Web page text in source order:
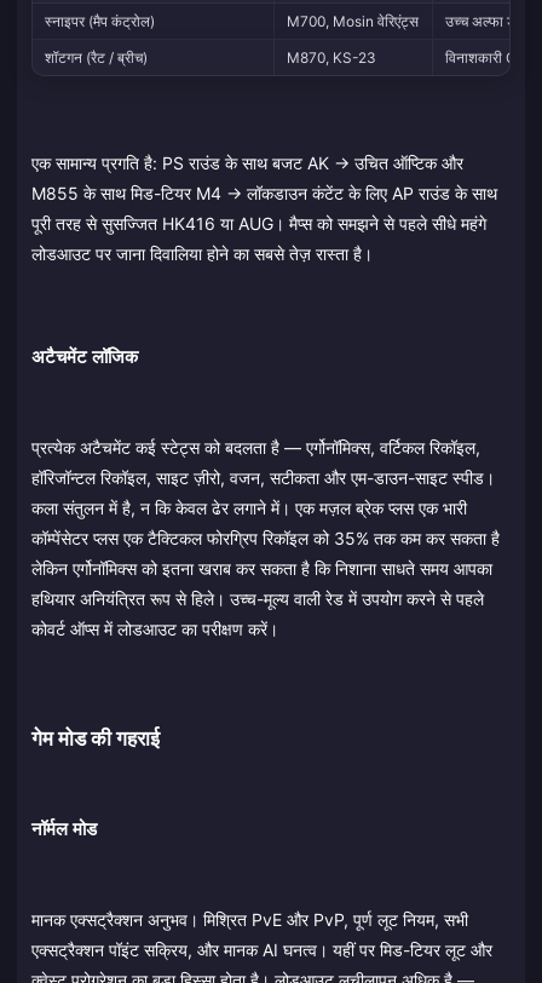
स्नाइपर (मैप कंट्रोल)
M700, Mosin वेरिएंट्स
उच्च अल्फा डैमेज,
शॉटगन (रैट / ब्रीच)
M870, KS-23 विनाशकारी
एक सामान्य प्रगति है: PS राउंड के साथ बजट AK → उचित ऑप्टिक और
M855 के साथ मिड-टियर M4 → लॉकडाउन कंटेंट के लिए AP राउंड के साथ
पूरी तरह से सुसज्जित HK416 या AUG। मैप्स को समझने से पहले सीधे महंगे
लोडआउट पर जाना दिवालिया होने का सबसे तेज़ रास्ता है।
अटैचमेंट लॉजिक
प्रत्येक अटैचमेंट कई स्टेट्स को बदलता है — एर्गोनॉमिक्स, वर्टिकल रिकॉइल,
हॉरिजॉन्टल रिकॉइल, साइट ज़ीरो, वजन, सटीकता और एम-डाउन-साइट स्पीड।
कला संतुलन में है, न कि केवल ढेर लगाने में। एक मज़ल ब्रेक प्लस एक भारी
कॉम्पेंसेटर प्लस एक टैक्टिकल फोरग्रिप रिकॉइल को 35% तक कम कर सकता है
लेकिन एर्गोनॉमिक्स को इतना खराब कर सकता है कि निशाना साधते समय आपका
हथियार अनियंत्रित रूप से हिले। उच्च-मूल्य वाली रेड में उपयोग करने से पहले
कोवर्ट ऑप्स में लोडआउट का परीक्षण करें।
गेम मोड की गहराई
नॉर्मल मोड
मानक एक्सट्रैक्शन अनुभव। मिश्रित PvE और PvP, पूर्ण लूट नियम, सभी
एक्सट्रैक्शन पॉइंट सक्रिय, और मानक AI घनत्व। यहीं पर मिड-टियर लूट और